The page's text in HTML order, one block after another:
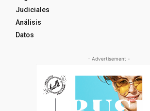
Judiciales
Análisis
Datos
- Advertisement -